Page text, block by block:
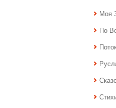
Моя
По